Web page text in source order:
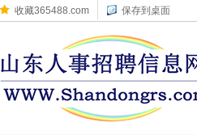
收藏365488.com 保存到桌面